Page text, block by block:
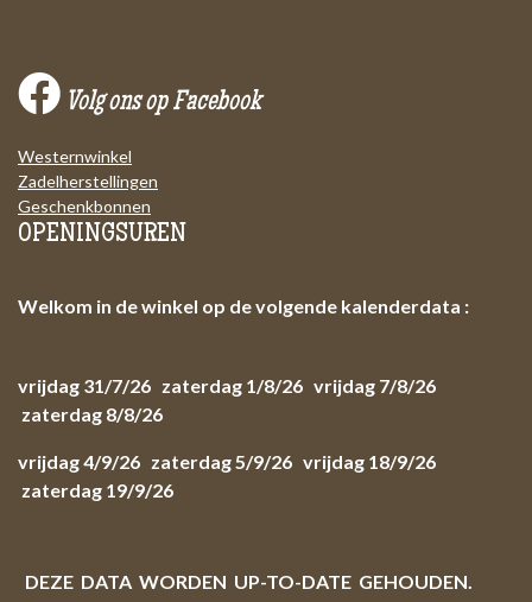
Volg ons op Facebook
Westernwinkel
Zadelherstellingen
Geschenkbonnen
OPENINGSUREN
Welkom in de winkel op de volgende kalenderdata :
vrijdag 31/7/26 zaterdag 1/8/26 vrijdag 7/8/26
zaterdag 8/8/26
vrijdag 4/9/26 zaterdag 5/9/26 vrijdag 18/9/26
zaterdag 19/9/26
DEZE DATA WORDEN UP-TO-DATE GEHOUDEN.